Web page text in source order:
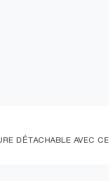
DÉTACHABLE AVEC